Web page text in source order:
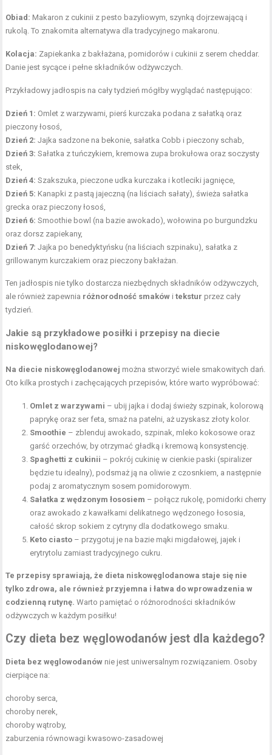
Obiad: Makaron z cukinii z pesto bazyliowym, szynką dojrzewającą i
rukolą. To znakomita alternatywa dla tradycyjnego makaronu.
Kolacja: Zapiekanka z bakłażana, pomidorów i cukinii z serem cheddar.
Danie jest sycące i pełne składników odżywczych.
Przykładowy jadłospis na cały tydzień mógłby wyglądać następująco:
Dzień 1: Omlet z warzywami, pierś kurczaka podana z sałatką oraz
pieczony łosoś,
Dzień 2: Jajka sadzone na bekonie, sałatka Cobb i pieczony schab,
Dzień 3: Sałatka z tuńczykiem, kremowa zupa brokułowa oraz soczysty
stek,
Dzień 4: Szakszuka, pieczone udka kurczaka i kotleciki jagnięce,
Dzień 5: Kanapki z pastą jajeczną (na liściach sałaty), świeża sałatka
grecka oraz pieczony łosoś,
Dzień 6: Smoothie bowl (na bazie awokado), wołowina po burgundzku
oraz dorsz zapiekany,
Dzień 7: Jajka po benedyktyńsku (na liściach szpinaku), sałatka z
grillowanym kurczakiem oraz pieczony bakłażan.
Ten jadłospis nie tylko dostarcza niezbędnych składników odżywczych,
ale również zapewnia różnorodność smaków itekstur przez cały
tydzień.
Jakie są przykładowe posiłki i przepisy na diecie
niskowęglodanowej?
Na diecie niskowęglodanowej można stworzyć wiele smakowitych dań.
Oto kilka prostych i zachęcających przepisów, które warto wypróbować:
Omlet z warzywami – ubij jajka i dodaj świeży szpinak, kolorową
paprykę oraz ser feta, smaż na patelni, aż uzyskasz złoty kolor.
Smoothie – zblenduj awokado, szpinak, mleko kokosowe oraz
garść orzechów, by otrzymać gładką i kremową konsystencję.
Spaghetti z cukinii – pokrój cukinię w cienkie paski (spiralizer
będzie tu idealny), podsmaż ją na oliwie z czosnkiem, a następnie
podaj z aromatycznym sosem pomidorowym.
Sałatka z wędzonym łososiem – połącz rukolę, pomidorki cherry
oraz awokado z kawałkami delikatnego wędzonego łososia,
całość skrop sokiem z cytryny dla dodatkowego smaku.
Keto ciasto – przygotuj je na bazie mąki migdałowej, jajek i
erytrytolu zamiast tradycyjnego cukru.
Te przepisy sprawiają, że dieta niskowęglodanowa staje się nie
tylko zdrowa, ale również przyjemna i łatwa do wprowadzenia w
codzienną rutynę. Warto pamiętać o różnorodności składników
odżywczych w każdym posiłku!
Czy dieta bez węglowodanów jest dla każdego?
Dieta bez węglowodanów nie jest uniwersalnym rozwiązaniem. Osoby
cierpiące na:
choroby serca,
choroby nerek,
choroby wątroby,
zaburzenia równowagi kwasowo-zasadowej